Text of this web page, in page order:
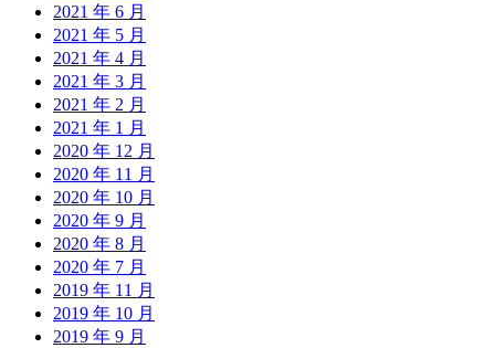
2021 年 6 月
2021 年 5 月
2021 年 4 月
2021 年 3 月
2021 年 2 月
2021 年 1 月
2020 年 12 月
2020 年 11 月
2020 年 10 月
2020 年 9 月
2020 年 8 月
2020 年 7 月
2019 年 11 月
2019 年 10 月
2019 年 9 月